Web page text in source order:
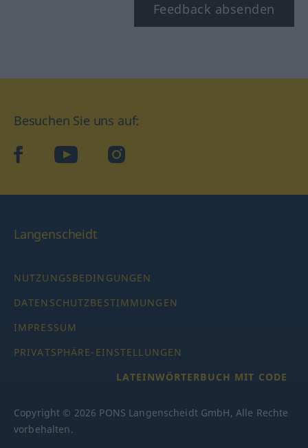
Feedback absenden
Besuchen Sie uns auf:
facebookYouTube Instagram
Langenscheidt
NUTZUNGSBEDINGUNGEN
DATENSCHUTZBESTIMMUNGEN
IMPRESSUM
PRIVATSPHÄRE-EINSTELLUNGEN
LATEINWÖRTERBUCH MIT CODE
Copyright © 2026 PONS Langenscheidt GmbH, Alle Rechte
vorbehalten.